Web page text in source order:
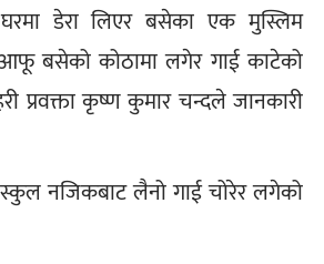
घरमा डेरा लिएर बसेका एक मुस्लिम
बसेको कोठामा लगेर गाई काटेको
प्रवक्ता कृष्ण कुमार चन्दले जानकारी
नजिकबाट लैनो गाई चोरेर लगेको